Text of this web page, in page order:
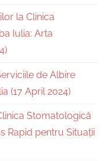
la Clinica
Iulia: Arta
de Albire
(17 April 2024)
Stomatologică
Rapid pentru Situații